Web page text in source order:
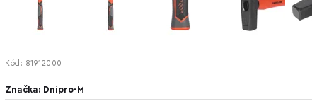
Kód: 81912000
Značka: Dnipro-M